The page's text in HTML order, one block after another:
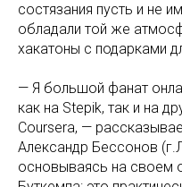
состязания пусть и не
обладали той же
хакатоны с подарками
— Я большой фанат
как на Stepik, так и на
Coursera, —
Александр Бессонов
основываясь на своем